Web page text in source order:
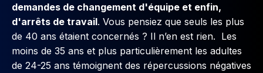
demandes de changement d'équipe et enfin,
d'arrêts de travail. Vous pensiez que seuls les plus
de 40 ans étaient concernés ? Il n’en est rien. Les
moins de 35 ans et plus particulièrement les adultes
de 24-25 ans témoignent des répercussions négatives